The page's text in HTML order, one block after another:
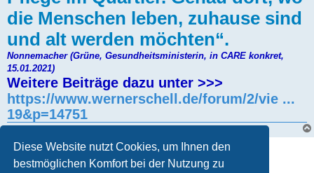
Diese Website nutzt Cookies, um Ihnen den
bestmöglichen Komfort bei der Nutzung zu
die Menschen leben, zuhause sind
und alt werden möchten“.
Nonnemacher (Grüne, Gesundheitsministerin, in CARE konkret,
15.01.2021)
Weitere Beiträge dazu unter >>>
https://www.wernerschell.de/forum/2/vie ...
19&p=14751
Gesperrt
1 Beitrag • Seite1 von1